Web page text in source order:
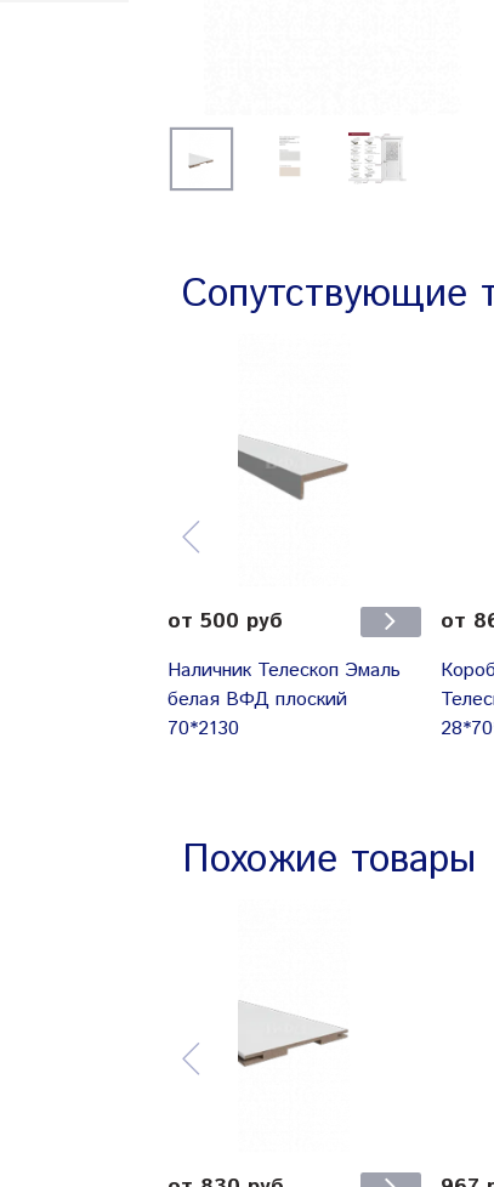
Сопутствующие
от 500 руб
Наличник Телескоп Эмаль
белая ВФД плоский
70*2130
от
Похожие товары